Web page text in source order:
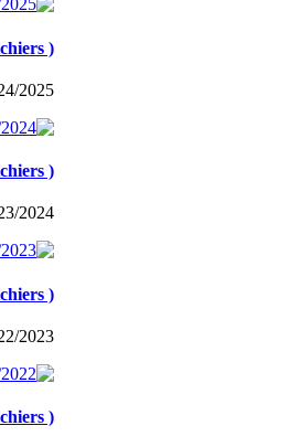
)
2025
)
2024
)
2023
)